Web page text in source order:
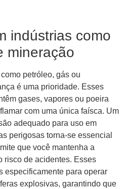
indústrias como
mineração
petróleo, gás ou
é uma prioridade. Esses
gases, vapores ou poeira
com uma única faísca. Um
adequado para uso em
perigosas torna-se essencial
que você mantenha a
risco de acidentes. Esses
especificamente para operar
explosivas, garantindo que